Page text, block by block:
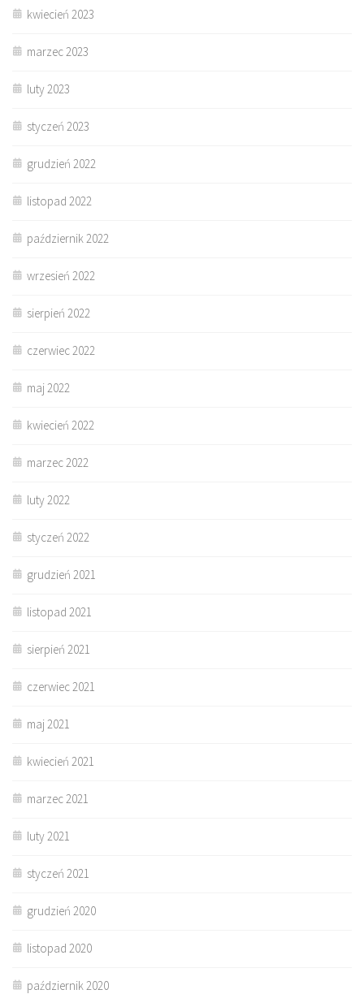
kwiecień 2023
marzec 2023
luty 2023
styczeń 2023
grudzień 2022
listopad 2022
październik 2022
wrzesień 2022
sierpień 2022
czerwiec 2022
maj 2022
kwiecień 2022
marzec 2022
luty 2022
styczeń 2022
grudzień 2021
listopad 2021
sierpień 2021
czerwiec 2021
maj 2021
kwiecień 2021
marzec 2021
luty 2021
styczeń 2021
grudzień 2020
listopad 2020
październik 2020